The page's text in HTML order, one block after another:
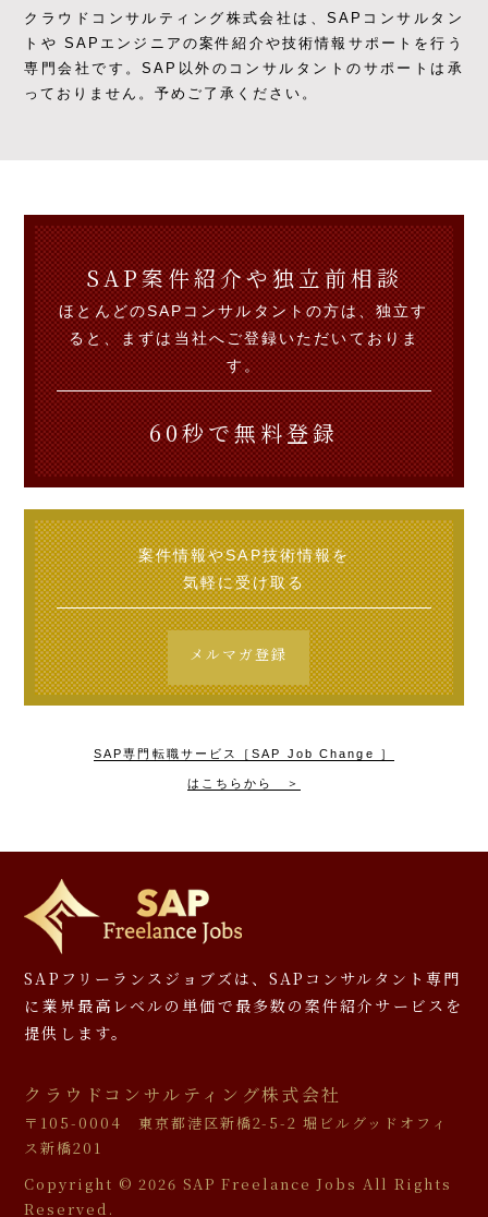
クラウドコンサルティング株式会社は、SAPコンサルタン
トや SAPエンジニアの案件紹介や技術情報サポートを行う
専門会社です。SAP以外のコンサルタントのサポートは承
っておりません。予めご了承ください。
SAP案件紹介や独立前相談
ほとんどのSAPコンサルタントの方は、独立す
ると、まずは当社へご登録いただいておりま
す。
60秒で無料登録
案件情報やSAP技術情報を
気軽に受け取る
メルマガ登録
SAP専門転職サービス［SAP Job Change ］
はこちらから ＞
SAPフリーランスジョブズは、SAPコンサルタント専門
に 業界最高レベルの単価で最多数の案件紹介サービスを
提供します。
クラウドコンサルティング株式会社
〒105-0004 東京都港区新橋2-5-2 堀ビルグッドオフィ
ス新橋201
Copyright © 2026 SAP Freelance Jobs All Rights
Reserved.